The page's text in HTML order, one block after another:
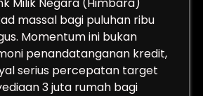
massal bagi puluhan ribu
Momentum ini bukan
penandatanganan kredit,
serius percepatan target
3 juta rumah bagi